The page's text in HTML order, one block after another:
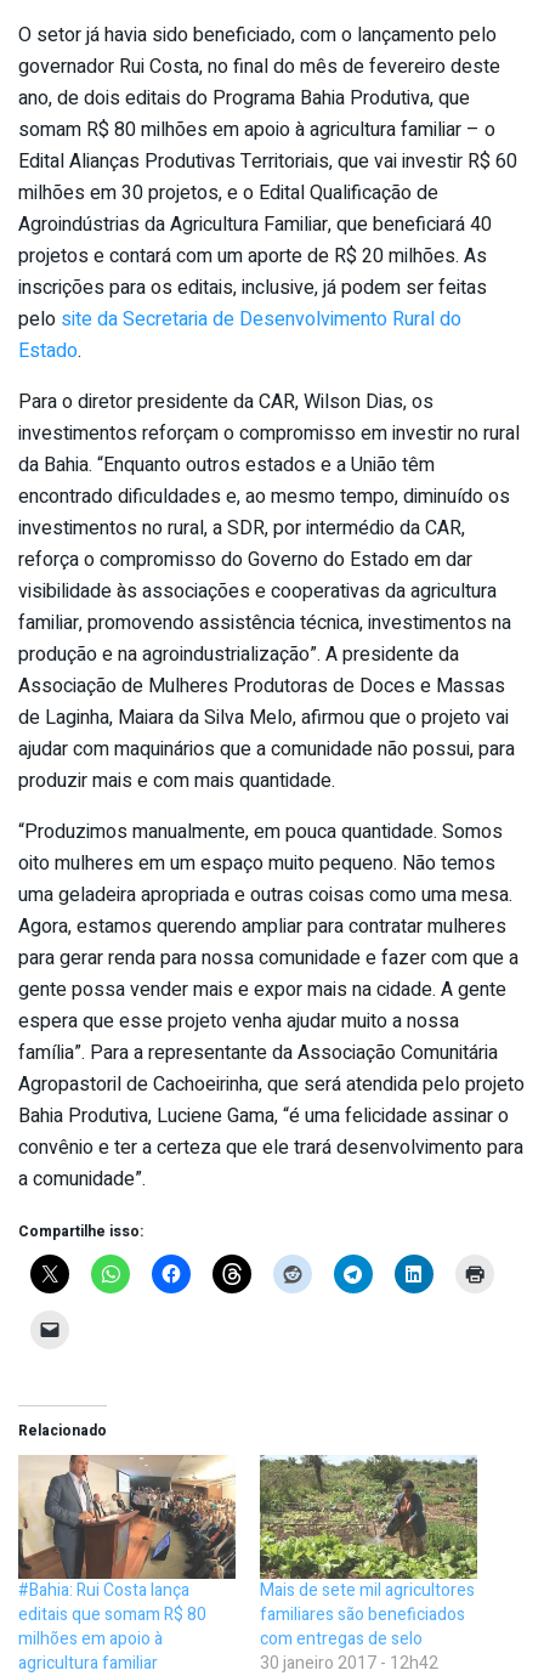
O setor já havia sido beneficiado, com o lançamento pelo
governador Rui Costa, no final do mês de fevereiro deste
ano, de dois editais do Programa Bahia Produtiva, que
somam R$ 80 milhões em apoio à agricultura familiar – o
Edital Alianças Produtivas Territoriais, que vai investir R$ 60
milhões em 30 projetos, e o Edital Qualificação de
Agroindústrias da Agricultura Familiar, que beneficiará 40
projetos e contará com um aporte de R$ 20 milhões. As
inscrições para os editais, inclusive, já podem ser feitas
pelo site da Secretaria de Desenvolvimento Rural do
Estado.
Para o diretor presidente da CAR, Wilson Dias, os
investimentos reforçam o compromisso em investir no rural
da Bahia. “Enquanto outros estados e a União têm
encontrado dificuldades e, ao mesmo tempo, diminuído os
investimentos no rural, a SDR, por intermédio da CAR,
reforça o compromisso do Governo do Estado em dar
visibilidade às associações e cooperativas da agricultura
familiar, promovendo assistência técnica, investimentos na
produção e na agroindustrialização”. A presidente da
Associação de Mulheres Produtoras de Doces e Massas
de Laginha, Maiara da Silva Melo, afirmou que o projeto vai
ajudar com maquinários que a comunidade não possui, para
produzir mais e com mais quantidade.
“Produzimos manualmente, em pouca quantidade. Somos
oito mulheres em um espaço muito pequeno. Não temos
uma geladeira apropriada e outras coisas como uma mesa.
Agora, estamos querendo ampliar para contratar mulheres
para gerar renda para nossa comunidade e fazer com que a
gente possa vender mais e expor mais na cidade. A gente
espera que esse projeto venha ajudar muito a nossa
família”. Para a representante da Associação Comunitária
Agropastoril de Cachoeirinha, que será atendida pelo projeto
Bahia Produtiva, Luciene Gama, “é uma felicidade assinar o
convênio e ter a certeza que ele trará desenvolvimento para
a comunidade”.
Compartilhe isso:
Relacionado
#Bahia: Rui Costa lança
editais que somam R$ 80
milhões em apoio à
agricultura familiar
Mais de sete mil agricultores
familiares são beneficiados
com entregas de selo
30 janeiro 2017 - 12h42